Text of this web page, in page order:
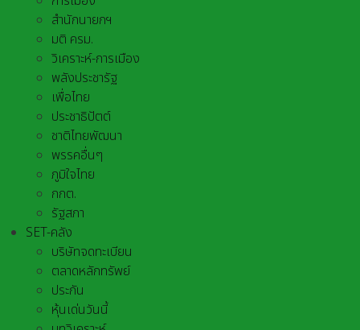
สำนักนายกฯ
มติ ครม.
วิเคราะห์-การเมือง
พลังประชารัฐ
เพื่อไทย
ประชาธิปัตต์
ชาติไทยพัฒนา
พรรคอื่นๆ
ภูมิใจไทย
กกต.
รัฐสภา
SET-คลัง
บริษัทจดทะเบียน
ตลาดหลักทรัพย์
ประกัน
หุ้นเด่นวันนี้